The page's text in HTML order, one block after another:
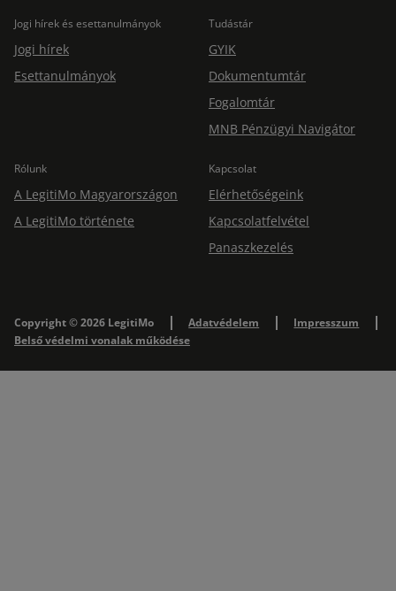
Jogi hírek és esettanulmányok
Jogi hírek
Esettanulmányok
Tudástár
GYIK
Dokumentumtár
Fogalomtár
MNB Pénzügyi Navigátor
Rólunk
A LegitiMo Magyarországon
A LegitiMo története
Kapcsolat
Elérhetőségeink
Kapcsolatfelvétel
Panaszkezelés
Copyright © 2026 LegitiMo Adatvédelem
Impresszum
Belső védelmi vonalak működése